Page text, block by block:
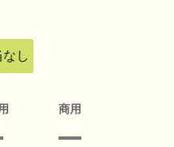
し
商用